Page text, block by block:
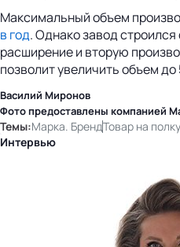
Максимальный объем
в год. Однако завод строился
расширение и вторую
позволит увеличить объем до
Василий Миронов
Фото предоставлены компанией
Темы:Марка. БрендТовар на полку
Интервью